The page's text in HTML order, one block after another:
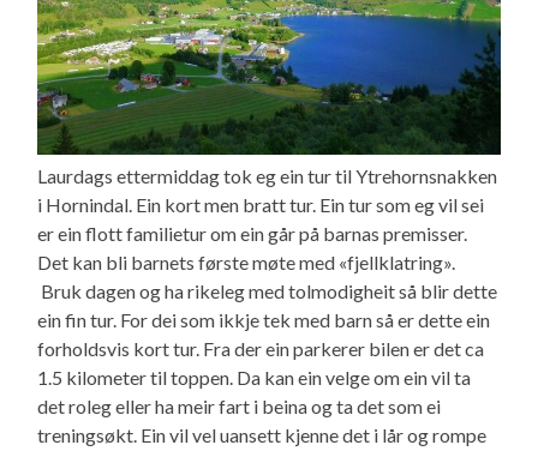
Laurdags ettermiddag tok eg ein tur til Ytrehornsnakken
i Hornindal. Ein kort men bratt tur. Ein tur som eg vil sei
er ein flott familietur om ein går på barnas premisser.
Det kan bli barnets første møte med «fjellklatring».
Bruk dagen og ha rikeleg med tolmodigheit så blir dette
ein fin tur. For dei som ikkje tek med barn så er dette ein
forholdsvis kort tur. Fra der ein parkerer bilen er det ca
1.5 kilometer til toppen. Da kan ein velge om ein vil ta
det roleg eller ha meir fart i beina og ta det som ei
treningsøkt. Ein vil vel uansett kjenne det i lår og rompe